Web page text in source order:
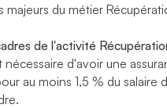
majeurs du métier
de l'activité
nécessaire d'avoir une
au moins 1,5 % du salaire